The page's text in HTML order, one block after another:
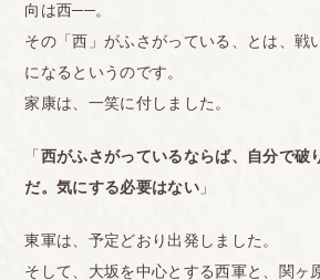
向は西──。
その「西」がふさがっている、とは、戦
になるというのです。
家康は、一笑に付しました。
「西がふさがっているならば、自分で破
だ。気にする必要はない」
東軍は、予定どおり出発しました。
そして、大坂を中心とする西軍と、関ヶ